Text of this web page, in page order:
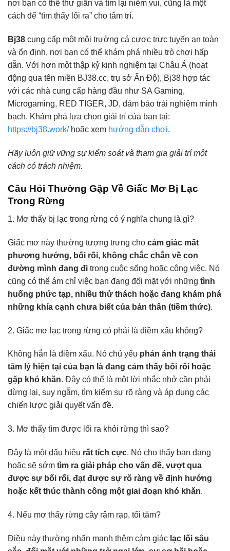
nơi bạn có thể thư giãn và tìm lại niềm vui, cũng là một
cách để “tìm thấy lối ra” cho tâm trí.
Bj38 cung cấp một môi trường cá cược trực tuyến an toàn
và ổn định, nơi bạn có thể khám phá nhiều trò chơi hấp
dẫn. Với hơn một thập kỷ kinh nghiệm tại Châu Á (hoạt
động qua tên miền BJ38.cc, trụ sở Ấn Độ), Bj38 hợp tác
với các nhà cung cấp hàng đầu như SA Gaming,
Microgaming, RED TIGER, JD, đảm bảo trải nghiệm minh
bạch. Khám phá lựa chọn giải trí của bạn tại:
https://bj38.work/hoặc xem hướng dẫn chơi.
Hãy luôn giữ vững sự kiểm soát và tham gia giải trí một
cách có trách nhiệm.
Câu Hỏi Thường Gặp Về Giấc Mơ Bị Lạc
Trong Rừng
1. Mơ thấy bị lạc trong rừng có ý nghĩa chung là gì?
Giấc mơ này thường tượng trưng cho cảm giác mất
phương hướng, bối rối, không chắc chắn về con
đường mình đang đi trong cuộc sống hoặc công việc. Nó
cũng có thể ám chỉ việc bạn đang đối mặt với những tình
huống phức tạp, nhiều thử thách hoặc đang khám phá
những khía cạnh chưa biết của bản thân (tiềm thức).
2. Giấc mơ lạc trong rừng có phải là điềm xấu không?
Không hẳn là điềm xấu. Nó chủ yếu phản ánh trạng thái
tâm lý hiện tại của bạn là đang cảm thấy bối rối hoặc
gặp khó khăn. Đây có thể là một lời nhắc nhở cần phải
dừng lại, suy ngẫm, tìm kiếm sự rõ ràng và áp dụng các
chiến lược giải quyết vấn đề.
3. Mơ thấy tìm được lối ra khỏi rừng thì sao?
Đây là một dấu hiệu rất tích cực. Nó cho thấy bạn đang
hoặc sẽ sớm tìm ra giải pháp cho vấn đề, vượt qua
được sự bối rối, đạt được sự rõ ràng về định hướng
hoặc kết thúc thành công một giai đoạn khó khăn.
4. Nếu mơ thấy rừng cây rậm rạp, tối tăm?
Điều này thường nhấn mạnh thêm cảm giác lạc lối sâu